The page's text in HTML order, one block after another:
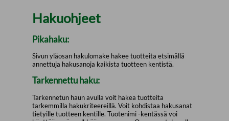
Hakuohjeet
Pikahaku:
Sivun yläosan hakulomake hakee tuotteita etsimällä
annettuja hakusanoja kaikista tuotteen kentistä.
Tarkennettu haku:
Tarkennetun haun avulla voit hakea tuotteita
tarkemmilla hakukriteereillä. Voit kohdistaa hakusanat
tietyille tuotteen kentille. Tuotenimi -kentässä voi